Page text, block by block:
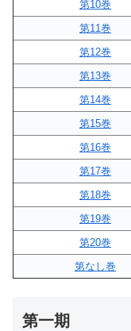
第10巻
第11巻
第12巻
第13巻
第14巻
第15巻
第16巻
第17巻
第18巻
第19巻
第20巻
第なし巻
第一期